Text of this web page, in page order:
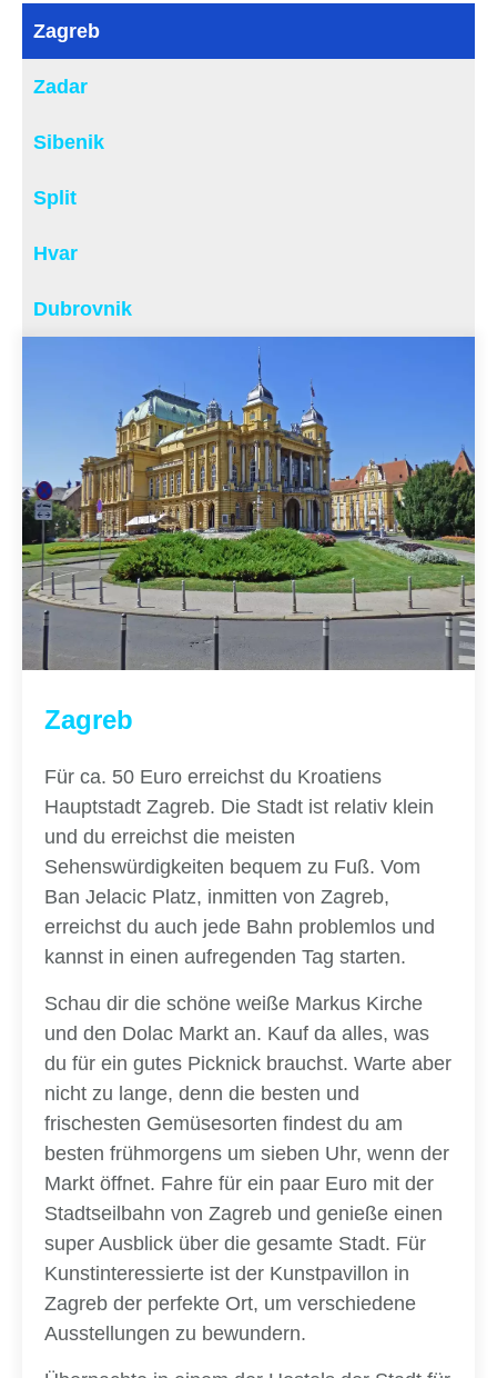
Zagreb
Zadar
Sibenik
Split
Hvar
Dubrovnik
Zagreb
Für ca. 50 Euro erreichst du Kroatiens
Hauptstadt Zagreb. Die Stadt ist relativ klein
und du erreichst die meisten
Sehenswürdigkeiten bequem zu Fuß. Vom
Ban Jelacic Platz, inmitten von Zagreb,
erreichst du auch jede Bahn problemlos und
kannst in einen aufregenden Tag starten.
Schau dir die schöne weiße Markus Kirche
und den Dolac Markt an. Kauf da alles, was
du für ein gutes Picknick brauchst. Warte aber
nicht zu lange, denn die besten und
frischesten Gemüsesorten findest du am
besten frühmorgens um sieben Uhr, wenn der
Markt öffnet. Fahre für ein paar Euro mit der
Stadtseilbahn von Zagreb und genieße einen
super Ausblick über die gesamte Stadt. Für
Kunstinteressierte ist der Kunstpavillon in
Zagreb der perfekte Ort, um verschiedene
Ausstellungen zu bewundern.